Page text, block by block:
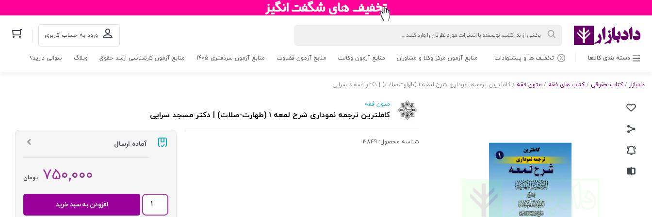
محصولات ورود به حساب کاربری
دسته بندی کالاها تخفیف ها و پیشنهادات منابع آزمون مرکز وکلا و مشاوران منابع آزمون وکالت منابع آزمون قضاوت منابع آزمون سردفتری 1405 منابع آزمون کارشناسی ارشد حقوق وبلاگ سوالی دارید؟
دادبازار /کتاب حقوقی /کتاب های فقه / متون فقه / کاملترین ترجمه نموداری شرح لمعه 1 (طهارت-صلات) | دکتر مسجد سرایی
متون فقه
کاملترین ترجمه نموداری شرح لمعه 1 (طهارت-صلات) | دکتر مسجد سرایی
شناسه محصول: 3849 آماده ارسال
۷۵۰,۰۰۰ تومان
کاملترین
نموداری
افزودن به سبد خرید